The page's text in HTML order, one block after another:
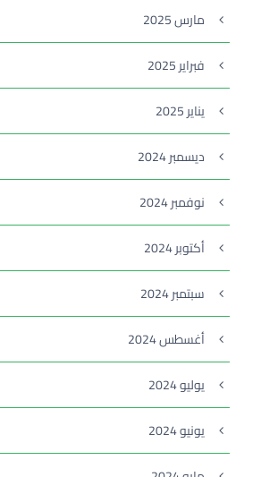
مارس 2025
فبراير 2025
يناير 2025
ديسمبر 2024
نوفمبر 2024
أكتوبر 2024
سبتمبر 2024
أغسطس 2024
يوليو 2024
يونيو 2024